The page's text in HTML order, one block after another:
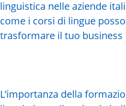
L’importanza della